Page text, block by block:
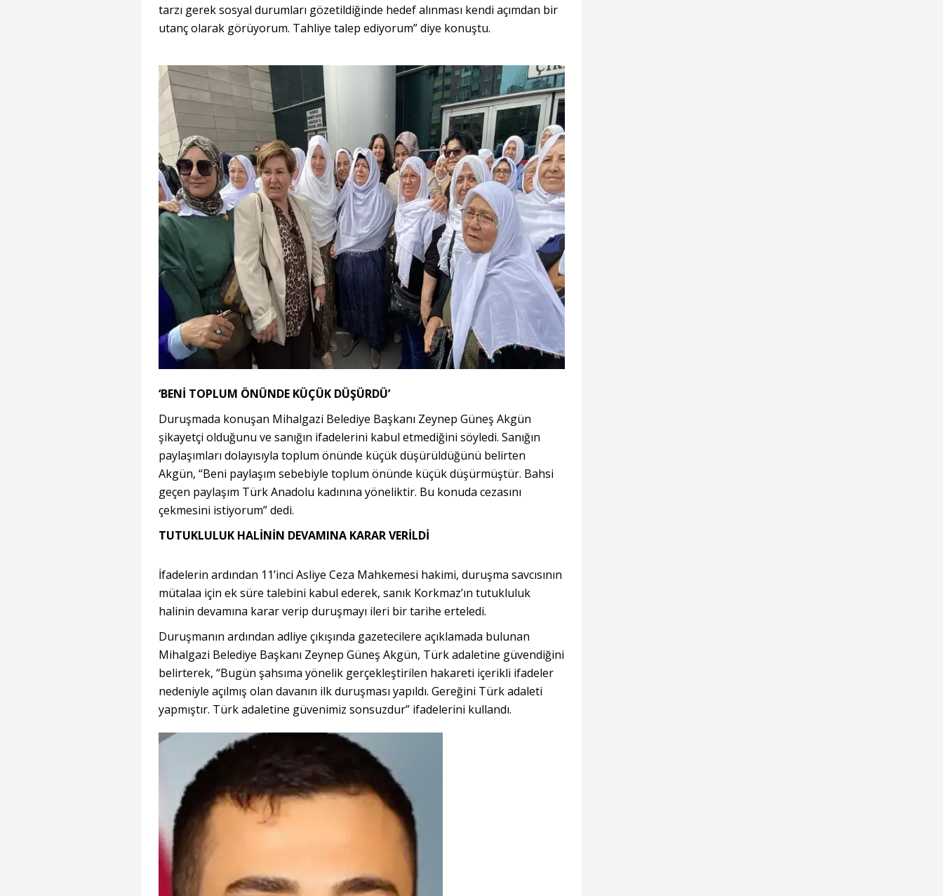
tarzı gerek sosyal durumları gözetildiğinde hedef alınması kendi açımdan bir
utanç olarak görüyorum. Tahliye talep ediyorum” diye konuştu.
‘BENİ TOPLUM ÖNÜNDE KÜÇÜK DÜŞÜRDÜ’
Duruşmada konuşan Mihalgazi Belediye Başkanı Zeynep Güneş Akgün
şikayetçi olduğunu ve sanığın ifadelerini kabul etmediğini söyledi. Sanığın
paylaşımları dolayısıyla toplum önünde küçük düşürüldüğünü belirten
Akgün, “Beni paylaşım sebebiyle toplum önünde küçük düşürmüştür. Bahsi
geçen paylaşım Türk Anadolu kadınına yöneliktir. Bu konuda cezasını
çekmesini istiyorum” dedi.
TUTUKLULUK HALİNİN DEVAMINA KARAR VERİLDİ
İfadelerin ardından 11’inci Asliye Ceza Mahkemesi hakimi, duruşma savcısının
mütalaa için ek süre talebini kabul ederek, sanık Korkmaz’ın tutukluluk
halinin devamına karar verip duruşmayı ileri bir tarihe erteledi.
Duruşmanın ardından adliye çıkışında gazetecilere açıklamada bulunan
Mihalgazi Belediye Başkanı Zeynep Güneş Akgün, Türk adaletine güvendiğini
belirterek, “Bugün şahsıma yönelik gerçekleştirilen hakareti içerikli ifadeler
nedeniyle açılmış olan davanın ilk duruşması yapıldı. Gereğini Türk adaleti
yapmıştır. Türk adaletine güvenimiz sonsuzdur” ifadelerini kullandı.